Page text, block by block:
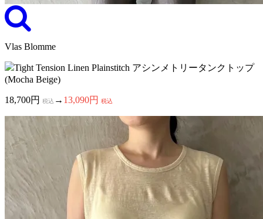
Vlas Blomme
Tight Tension Linen Plainstitch アシンメトリータンクトップ
(Mocha Beige)
18,700円 税込 → 13,090円 税込